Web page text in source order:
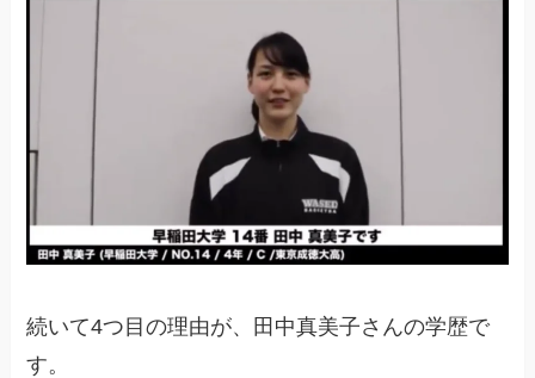
続いて4つ目の理由が、田中真美子さんの学歴で
す。